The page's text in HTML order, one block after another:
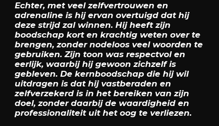
Echter, met veel zelfvertrouwen en
adrenaline is hij ervan overtuigd dat hij
deze strijd zal winnen. Hij heeft zijn
boodschap kort en krachtig weten over te
brengen, zonder nodeloos veel woorden te
gebruiken. Zijn toon was respectvol en
eerlijk, waarbij hij gewoon zichzelf is
gebleven. De kernboodschap die hij wil
uitdragen is dat hij vastberaden en
zelfverzekerd is in het bereiken van zijn
doel, zonder daarbij de waardigheid en
professionaliteit uit het oog te verliezen.